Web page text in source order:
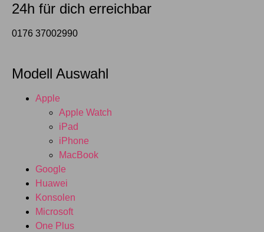
24h für dich erreichbar
0176 37002990
Modell Auswahl
Apple
Apple Watch
iPad
iPhone
MacBook
Google
Huawei
Konsolen
Microsoft
One Plus